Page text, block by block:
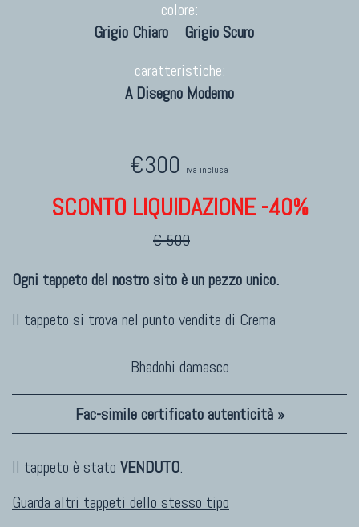
colore:
Grigio Chiaro
Grigio Scuro
caratteristiche:
A Disegno Moderno
€300 iva inclusa
SCONTO LIQUIDAZIONE -40%
€ 500
Ogni tappeto del nostro sito è un pezzo unico.
Il tappeto si trova nel punto vendita di Crema
Bhadohi damasco
Fac-simile certificato autenticità »
Il tappeto è stato VENDUTO.
Guarda altri tappeti dello stesso tipo